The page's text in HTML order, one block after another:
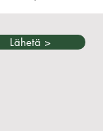
Lähetä >